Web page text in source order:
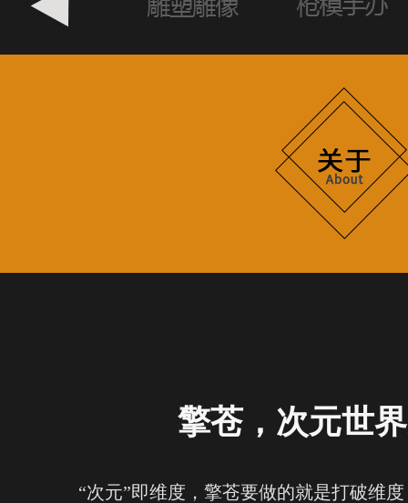
擎苍，次元世
“次元”即维度，擎苍要做的就是打破维